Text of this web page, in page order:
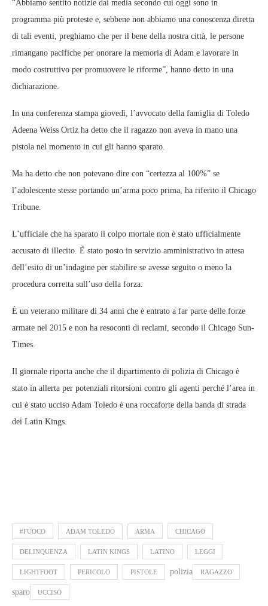
“Abbiamo sentito notizie dai media secondo cui oggi sono in
programma più proteste e, sebbene non abbiamo una conoscenza diretta
di tali eventi, preghiamo che per il bene della nostra città, le persone
rimangano pacifiche per onorare la memoria di Adam e lavorare in
modo costruttivo per promuovere le riforme”, hanno detto in una
dichiarazione.
In una conferenza stampa giovedì, l’avvocato della famiglia di Toledo
Adeena Weiss Ortiz ha detto che il ragazzo non aveva in mano una
pistola nel momento in cui gli hanno sparato.
Ma ha detto che non potevano dire con “certezza al 100%” se
l’adolescente stesse portando un’arma poco prima, ha riferito il Chicago
Tribune.
L’ufficiale che ha sparato il colpo mortale non è stato ufficialmente
accusato di illecito. È stato posto in servizio amministrativo in attesa
dell’esito di un’indagine per stabilire se avesse seguito o meno la
procedura corretta sull’uso della forza.
È un veterano militare di 34 anni che è entrato a far parte delle forze
armate nel 2015 e non ha resoconti di reclami, secondo il Chicago Sun-
Times.
Il giornale riporta anche che il dipartimento di polizia di Chicago è
stato in allerta per potenziali ritorsioni contro gli agenti perché l’area in
cui è stato ucciso Adam Toledo è una roccaforte della banda di strada
dei Latin Kings.
#FUOCO ADAM TOLEDO ARMA CHICAGO
DELINQUENZA LATIN KINGS LATINO LEGGI
LIGHTFOOT PERICOLO PISTOLE polizia RAGAZZO
sparo UCCISO